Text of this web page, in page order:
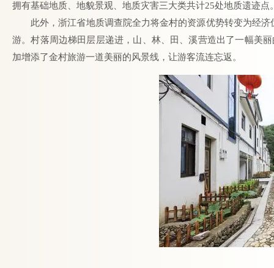
拥有基础地质、地貌景观、地质灾害三大类共计25处地质遗迹点
此外，浙江省地质调查院全力将金村的资源优势转变为经
游。村落周边梯田层层递进，山、林、田、溪营造出了一幅美
加增添了金村旅游一道美丽的风景线，让游客流连忘返。